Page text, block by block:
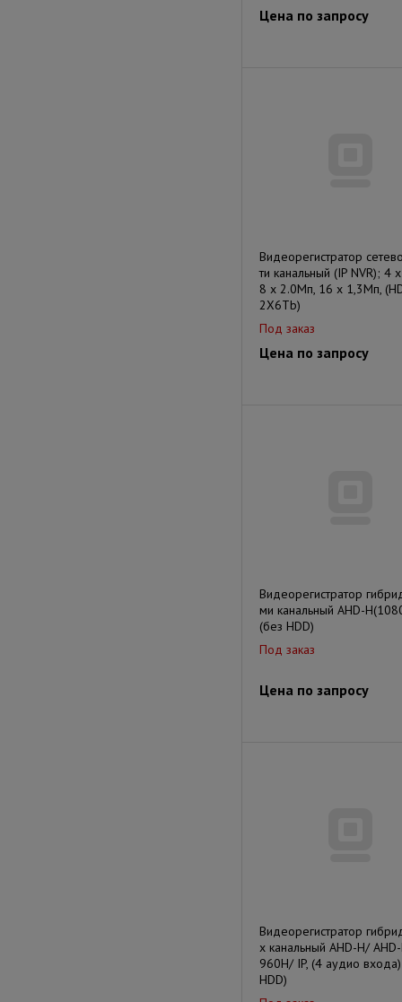
Цена по запросу
Видеорегистратор
ти канальный (IP NVR); 4
8 х 2.0Мп, 16 х 1,3Мп,
2X6Tb)
Под заказ
Цена по запросу
Видеорегистратор
ми канальный AHD-
(без HDD)
Под заказ
Цена по запросу
Видеорегистратор
х канальный AHD-H/
960H/ IP, (4 аудио
HDD)